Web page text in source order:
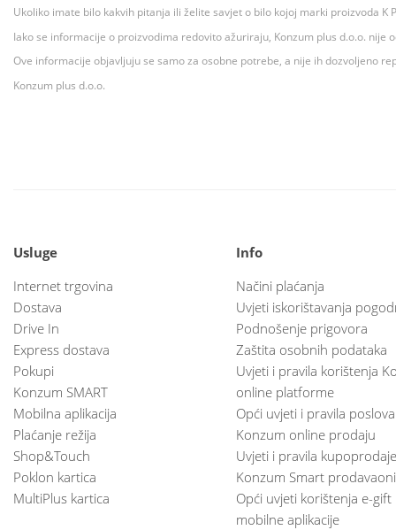
Ukoliko imate bilo kakvih pitanja ili želite savjet o bilo kojoj marki proizvoda
Iako se informacije o proizvodima redovito ažuriraju, Konzum plus d.o.o.
Ove informacije objavljuju se samo za osobne potrebe, a nije ih dozvoljeno
Konzum plus d.o.o.
Usluge
Internet trgovina
Dostava
Drive In
Express dostava
Pokupi
Konzum SMART
Mobilna aplikacija
Plaćanje režija
Shop&Touch
Poklon kartica
MultiPlus kartica
Info
Načini plaćanja
Uvjeti iskorištavanja
Podnošenje prigovora
Zaštita osobnih podataka
Uvjeti i pravila korištenja
online platforme
Opći uvjeti i pravila
Konzum online prodaju
Uvjeti i pravila
Konzum Smart
Opći uvjeti korištenja e-gift
mobilne aplikacije